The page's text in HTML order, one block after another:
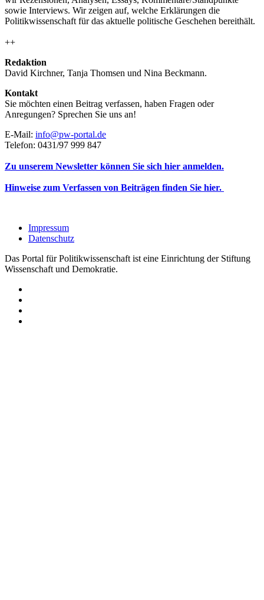
sowie Interviews. Wir zeigen auf, welche Erklärungen die
Politikwissenschaft für das aktuelle politische Geschehen bereithält.
++
Redaktion
David Kirchner, Tanja Thomsen und Nina Beckmann.
Kontakt
Sie möchten einen Beitrag verfassen, haben Fragen oder
Anregungen? Sprechen Sie uns an!
E-Mail: info@pw-portal.de
Telefon: 0431/97 999 847
Zu unserem Newsletter können Sie sich hier anmelden.
Hinweise zum Verfassen von Beiträgen finden Sie hier.
Impressum
Datenschutz
Das Portal für Politikwissenschaft ist eine Einrichtung der Stiftung
Wissenschaft und Demokratie.